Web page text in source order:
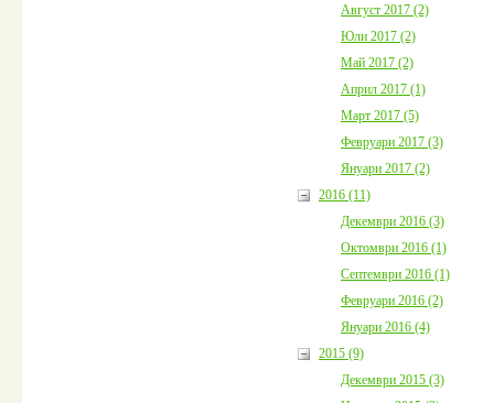
Август 2017 (2)
Юли 2017 (2)
Май 2017 (2)
Април 2017 (1)
Март 2017 (5)
Февруари 2017 (3)
Януари 2017 (2)
2016 (11)
Декември 2016 (3)
Октомври 2016 (1)
Септември 2016 (1)
Февруари 2016 (2)
Януари 2016 (4)
2015 (9)
Декември 2015 (3)